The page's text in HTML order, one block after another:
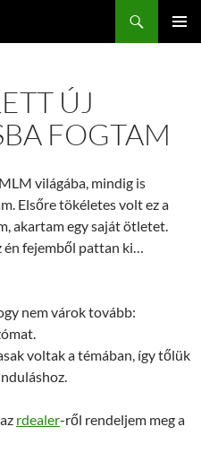
ÚJ
FOGTAM
világába, mindig is
Elsőre tökéletes volt ez a
akartam egy saját ötletet.
én fejemből pattan ki…
nem várok tovább:
voltak a témában, így tőlük
rdealer-ről rendeljem meg a